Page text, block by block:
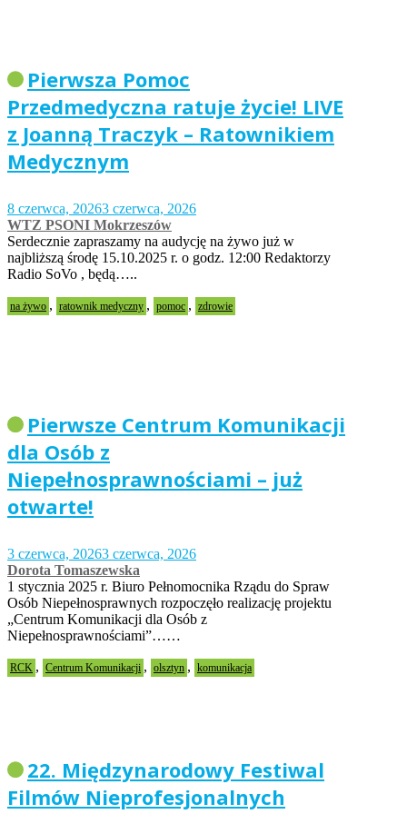
Pierwsza Pomoc
Przedmedyczna ratuje życie! LIVE
z Joanną Traczyk – Ratownikiem
Medycznym
8 czerwca, 20263 czerwca, 2026
WTZ PSONI Mokrzeszów
Serdecznie zapraszamy na audycję na żywo już w
najbliższą środę 15.10.2025 r. o godz. 12:00 Redaktorzy
Radio SoVo , będą…..
na żywo , ratownik medyczny , pomoc , zdrowie
Pierwsze Centrum Komunikacji
dla Osób z
Niepełnosprawnościami – już
otwarte!
3 czerwca, 20263 czerwca, 2026
Dorota Tomaszewska
1 stycznia 2025 r. Biuro Pełnomocnika Rządu do Spraw
Osób Niepełnosprawnych rozpoczęło realizację projektu
„Centrum Komunikacji dla Osób z
Niepełnosprawnościami”……
RCK , Centrum Komunikacji , olsztyn , komunikacja
22. Międzynarodowy Festiwal
Filmów Nieprofesjonalnych